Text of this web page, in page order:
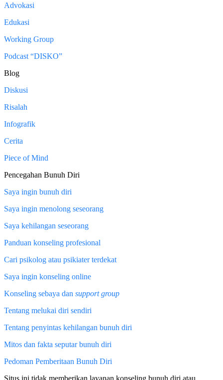
Advokasi
Edukasi
Working Group
Podcast “DISKO”
Blog
Diskusi
Risalah
Infografik
Cerita
Piece of Mind
Pencegahan Bunuh Diri
Saya ingin bunuh diri
Saya ingin menolong seseorang
Saya kehilangan seseorang
Panduan konseling profesional
Cari psikolog atau psikiater terdekat
Saya ingin konseling online
Konseling sebaya dan support group
Tentang melukai diri sendiri
Tentang penyintas kehilangan bunuh diri
Mitos dan fakta seputar bunuh diri
Pedoman Pemberitaan Bunuh Diri
Situs ini tidak memberikan layanan konseling bunuh diri atau